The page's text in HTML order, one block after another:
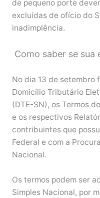
de pequeno porte
excluídas de ofício do
inadimplência.
Como saber se
No dia 13 de setembro
Domicílio Tributário
(DTE-SN), os Termos
e os respectivos
contribuintes que
Federal e com a
Nacional.
Os termos podem ser
Simples Nacional, por